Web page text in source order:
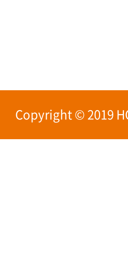
Copyright © 2019